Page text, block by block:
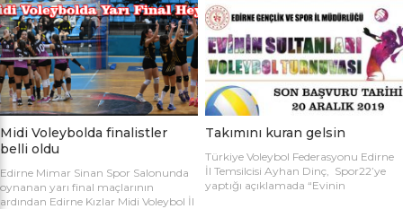
Midi Voleybolda finalistler
belli oldu
Edirne Mimar Sinan Spor Salonunda
oynanan yarı final maçlarının
ardından Edirne Kızlar Midi Voleybol İl
Takımını kuran gelsin
Türkiye Voleybol Federasyonu Edirne
İl Temsilcisi Ayhan Dinç, Spor22’ye
yaptığı açıklamada “Evinin